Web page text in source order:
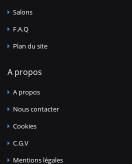
Salons
F.A.Q
Plan du site
A propos
A propos
Nous contacter
Cookies
C.G.V
Mentions légales